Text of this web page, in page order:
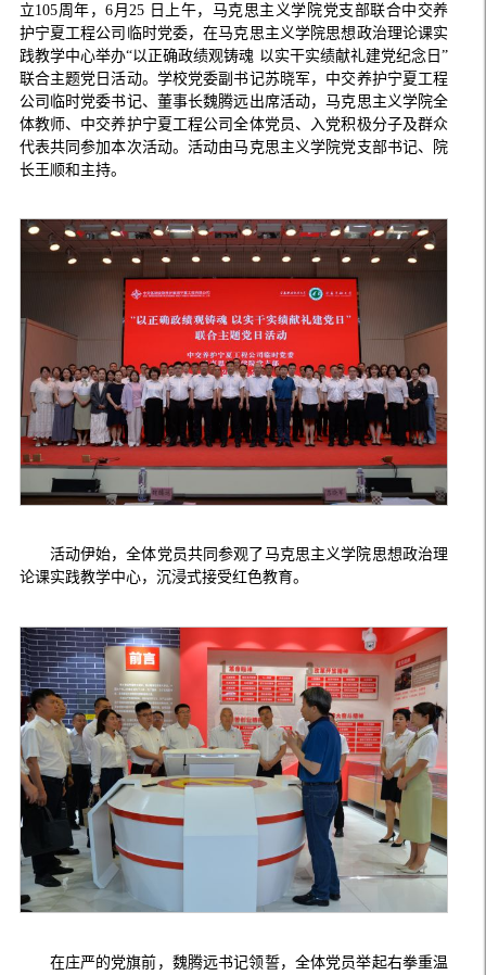
立105周年，6月25 日上午，马克思主义学院党支部联合中交养
护宁夏工程公司临时党委，在马克思主义学院思想政治理论课实
践教学中心举办“以正确政绩观铸魂 以实干实绩献礼建党纪念日”
联合主题党日活动。学校党委副书记苏晓军，中交养护宁夏工程
公司临时党委书记、董事长魏腾远出席活动，马克思主义学院全
体教师、中交养护宁夏工程公司全体党员、入党积极分子及群众
代表共同参加本次活动。活动由马克思主义学院党支部书记、院
长王顺和主持。
活动伊始，全体党员共同参观了马克思主义学院思想政治理
论课实践教学中心，沉浸式接受红色教育。
在庄严的党旗前，魏腾远书记领誓，全体党员举起右拳重温